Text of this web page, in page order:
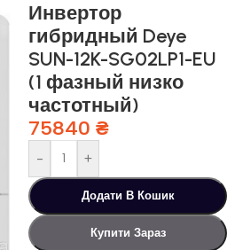
Инвертор
гибридный Deye
SUN-12K-SG02LP1-EU
(1 фазный низко
частотный)
75840 ₴
- +
Додати В Кошик
Купити Зараз